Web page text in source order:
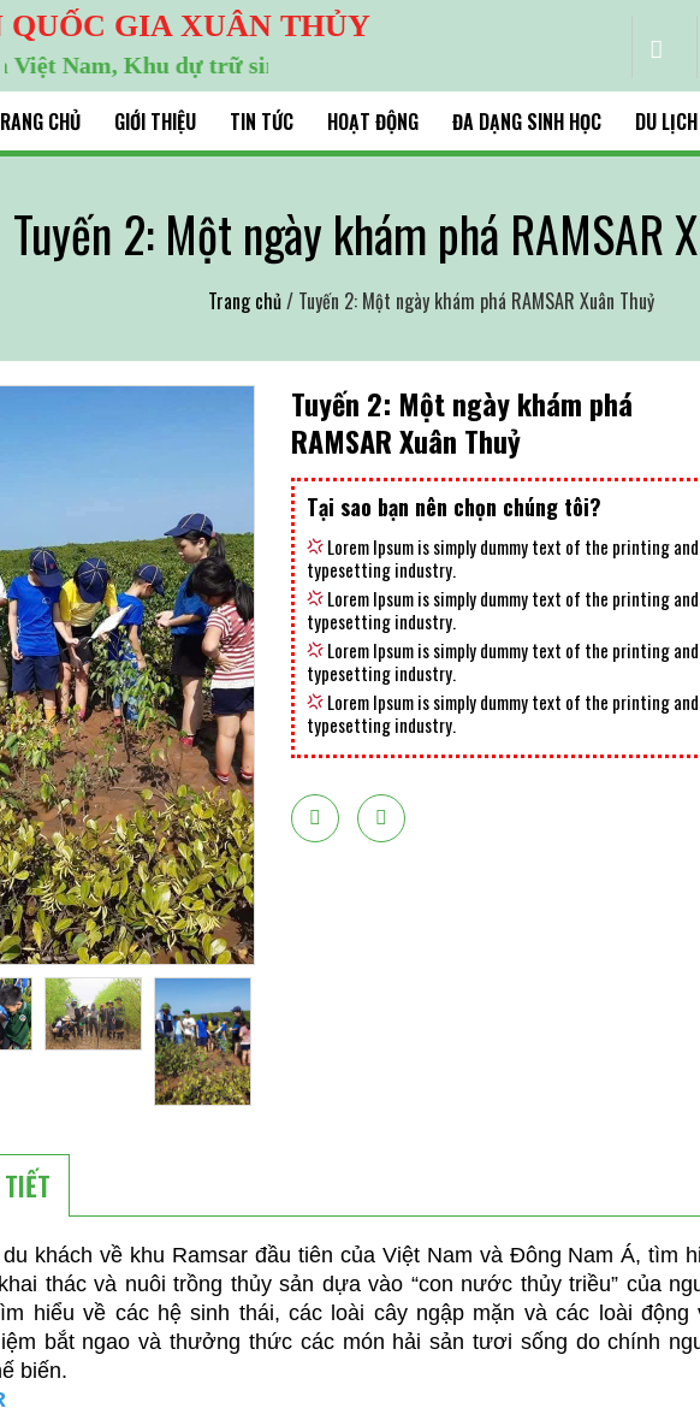
QUỐC GIA XUÂN THỦY
Khu dự trữ sinh quyển thế giới
CHỦ GIỚI THIỆU TIN TỨC HOẠT ĐỘNG ĐA DẠNG SINH HỌC DU
Tuyến 2: Một ngày khám phá RAMSAR
Trang chủ/ Tuyến 2: Một ngày khám phá RAMSAR Xuân Thuỷ
Tuyến 2: Một ngày khám phá
RAMSAR Xuân Thuỷ
Tại sao bạn nên chọn chúng tôi?
Lorem Ipsum is simply dummy text of the printing and
typesetting industry.
Lorem Ipsum is simply dummy text of the printing and
typesetting industry.
Lorem Ipsum is simply dummy text of the printing and
typesetting industry.
Lorem Ipsum is simply dummy text of the printing and
typesetting industry.
khách về khu Ramsar đầu tiên của Việt Nam và Đông Nam Á, tìm
thác và nuôi trồng thủy sản dựa vào “con nước thủy triều” của
hiểu về các hệ sinh thái, các loài cây ngập mặn và các loài động
bắt ngao và thưởng thức các món hải sản tươi sống do chính
biến.